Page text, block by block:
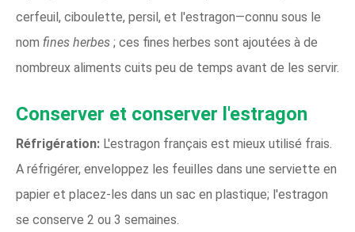
cerfeuil, ciboulette, persil, et l'estragon—connu sous le
nom fines herbes ; ces fines herbes sont ajoutées à de
nombreux aliments cuits peu de temps avant de les servir.
Conserver et conserver l'estragon
Réfrigération: L'estragon français est mieux utilisé frais.
A réfrigérer, enveloppez les feuilles dans une serviette en
papier et placez-les dans un sac en plastique; l'estragon
se conserve 2 ou 3 semaines.